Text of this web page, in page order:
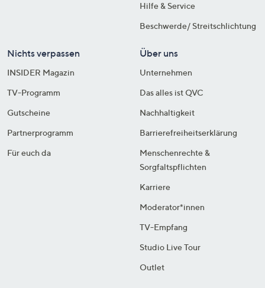
Hilfe & Service
Beschwerde/ Streitschlichtung
Nichts verpassen
INSIDER Magazin
TV-Programm
Gutscheine
Partnerprogramm
Für euch da
Über uns
Unternehmen
Das alles ist QVC
Nachhaltigkeit
Barrierefreiheitserklärung
Menschenrechte &
Sorgfaltspflichten
Karriere
Moderator*innen
TV-Empfang
Studio Live Tour
Outlet